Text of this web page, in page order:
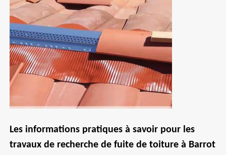
Les informations pratiques à savoir pour les
travaux de recherche de fuite de toiture à Barrot